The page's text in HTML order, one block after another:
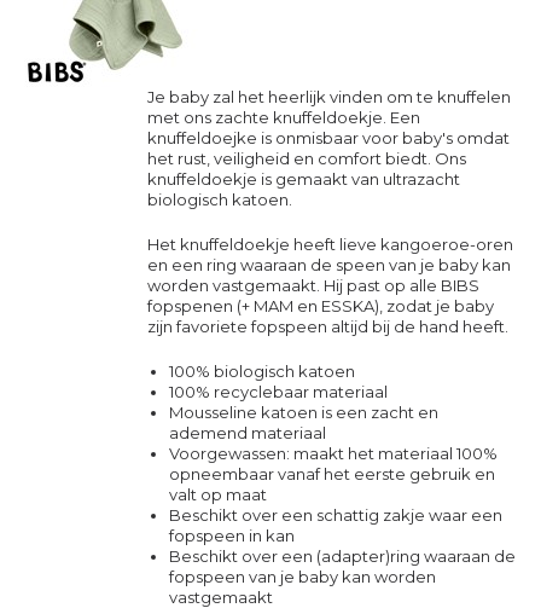
Je baby zal het heerlijk vinden om te knuffelen
met ons zachte knuffeldoekje. Een
knuffeldoejke is onmisbaar voor baby's omdat
het rust, veiligheid en comfort biedt. Ons
knuffeldoekje is gemaakt van ultrazacht
biologisch katoen.
Het knuffeldoekje heeft lieve kangoeroe-oren
en een ring waaraan de speen van je baby kan
worden vastgemaakt. Hij past op alle BIBS
fopspenen (+ MAM en ESSKA), zodat je baby
zijn favoriete fopspeen altijd bij de hand heeft.
100% biologisch katoen
100% recyclebaar materiaal
Mousseline katoen is een zacht en
ademend materiaal
Voorgewassen: maakt het materiaal 100%
opneembaar vanaf het eerste gebruik en
valt op maat
Beschikt over een schattig zakje waar een
fopspeen in kan
Beschikt over een (adapter)ring waaraan de
fopspeen van je baby kan worden
vastgemaakt